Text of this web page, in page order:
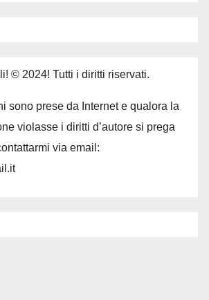
© 2024! Tutti i diritti riservati.
sono prese da Internet e qualora la
violasse i diritti d’autore si prega
via email: